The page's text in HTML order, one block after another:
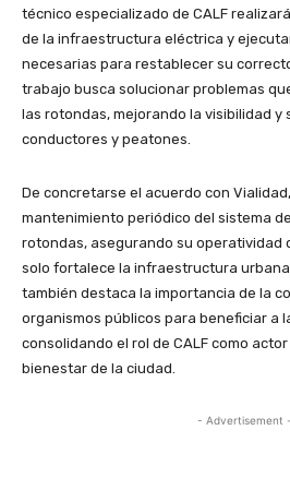
técnico especializado de CALF
de la infraestructura eléctrica y
necesarias para restablecer su
trabajo busca solucionar problemas
las rotondas, mejorando la visibilidad y
conductores y peatones.
De concretarse el acuerdo con
mantenimiento periódico del sistema
rotondas, asegurando su operatividad
solo fortalece la infraestructura
también destaca la importancia de la
organismos públicos para beneficiar a
consolidando el rol de CALF como
bienestar de la ciudad.
- Advertisement -